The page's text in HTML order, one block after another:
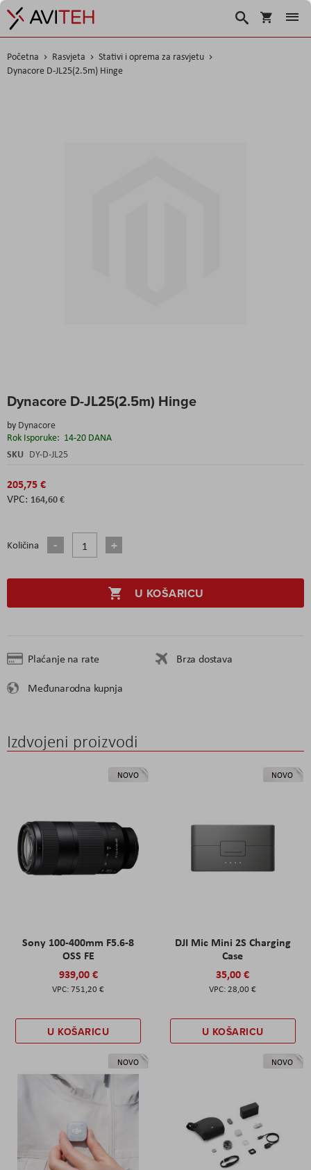
Košarica
Traži
Početna Rasvjeta
Stativi i oprema za rasvjetu
Dynacore D-JL25(2.5m) Hinge
Dynacore D-JL25(2.5m) Hinge
by Dynacore
Rok Isporuke: 14-20 DANA
SKU DY-D-JL25
205,75 €
164,60 €
Količina
U KOŠARICU
Plaćanje na rate
Brza dostava
Međunarodna kupnja
to
the
beginning
of
the
Izdvojeni proizvodi
NOVO
Sony 100-400mm F5.6-8
OSS FE
939,00 €
751,20 €
U KOŠARICU
NOVO
DJI Mic Mini 2S Charging
Case
35,00 €
28,00 €
U KOŠARICU
NOVO NOVO